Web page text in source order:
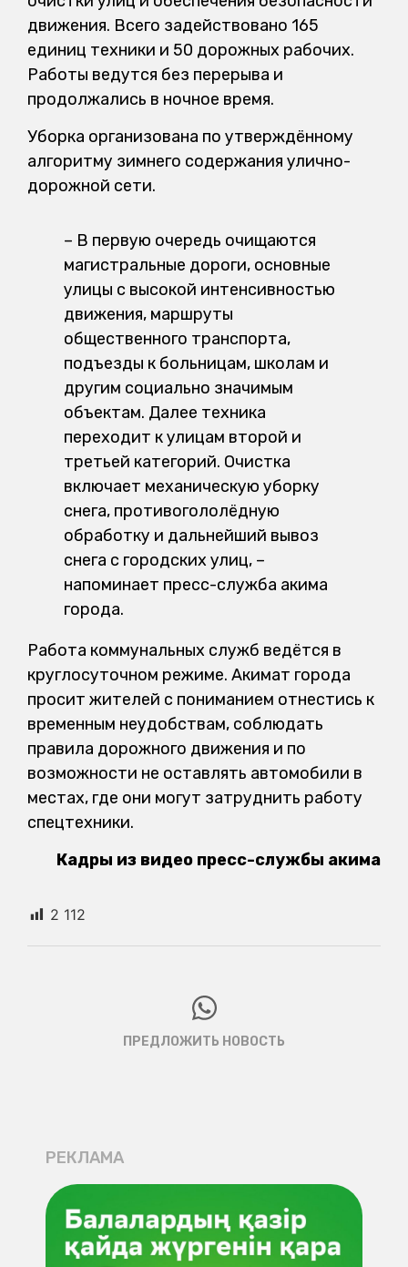
движения. Всего задействовано 165
единиц техники и 50 дорожных рабочих.
Работы ведутся без перерыва и
продолжались в ночное время.
Уборка организована по утверждённому
алгоритму зимнего содержания улично-
дорожной сети.
– В первую очередь очищаются
магистральные дороги, основные
улицы с высокой интенсивностью
движения, маршруты
общественного транспорта,
подъезды к больницам, школам и
другим социально значимым
объектам. Далее техника
переходит к улицам второй и
третьей категорий. Очистка
включает механическую уборку
снега, противогололёдную
обработку и дальнейший вывоз
снега с городских улиц, –
напоминает пресс-служба акима
города.
Работа коммунальных служб ведётся в
круглосуточном режиме. Акимат города
просит жителей с пониманием отнестись к
временным неудобствам, соблюдать
правила дорожного движения и по
возможности не оставлять автомобили в
местах, где они могут затруднить работу
спецтехники.
Кадры из видео пресс-службы акима
2 112
ПРЕДЛОЖИТЬ НОВОСТЬ
РЕКЛАМА